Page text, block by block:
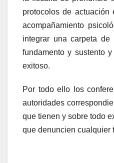
protocolos de actuación
acompañamiento
integrar una carpeta de
fundamento y sustento
exitoso.
Por todo ello los
autoridades
que tienen y sobre todo
que denuncien cualquier